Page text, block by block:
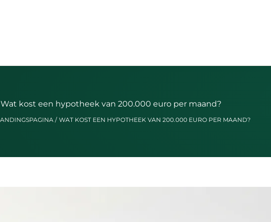
Wat kost een hypotheek van 200.000 euro per maand?
WAT KOST EEN HYPOTHEEK VAN 200.000 EURO PER MAAND?